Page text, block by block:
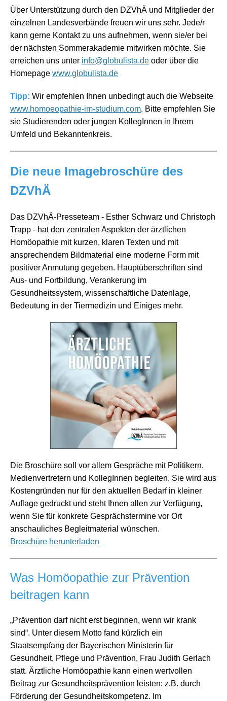
Über Unterstützung durch den DZVhÄ und Mitglieder der
einzelnen Landesverbände freuen wir uns sehr. Jede/r
kann gerne Kontakt zu uns aufnehmen, wenn sie/er bei
der nächsten Sommerakademie mitwirken möchte. Sie
erreichen uns unter info@globulista.de oder über die
Homepage www.globulista.de
Tipp: Wir empfehlen Ihnen unbedingt auch die Webseite
www.homoeopathie-im-studium.com. Bitte empfehlen Sie
sie Studierenden oder jungen KollegInnen in Ihrem
Umfeld und Bekanntenkreis.
Die neue Imagebroschüre des
DZVhÄ
Das DZVhÄ-Presseteam - Esther Schwarz und Christoph
Trapp - hat den zentralen Aspekten der ärztlichen
Homöopathie mit kurzen, klaren Texten und mit
ansprechendem Bildmaterial eine moderne Form mit
positiver Anmutung gegeben. Hauptüberschriften sind
Aus- und Fortbildung, Verankerung im
Gesundheitssystem, wissenschaftliche Datenlage,
Bedeutung in der Tiermedizin und Einiges mehr.
Die Broschüre soll vor allem Gespräche mit Politikern,
Medienvertretern und KollegInnen begleiten. Sie wird aus
Kostengründen nur für den aktuellen Bedarf in kleiner
Auflage gedruckt und steht Ihnen allen zur Verfügung,
wenn Sie für konkrete Gesprächstermine vor Ort
anschauliches Begleitmaterial wünschen.
Broschüre herunterladen
Was Homöopathie zur Prävention
beitragen kann
„Prävention darf nicht erst beginnen, wenn wir krank
sind“. Unter diesem Motto fand kürzlich ein
Staatsempfang der Bayerischen Ministerin für
Gesundheit, Pflege und Prävention, Frau Judith Gerlach
statt. Ärztliche Homöopathie kann einen wertvollen
Beitrag zur Gesundheitsprävention leisten: z.B. durch
Förderung der Gesundheitskompetenz. Im